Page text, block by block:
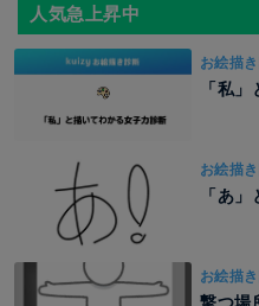
人気急上昇中
お絵描
「私
お絵描
「あ
お絵描